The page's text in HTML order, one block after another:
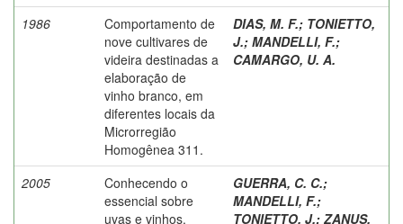
1986
Comportamento de
nove cultivares de
videira destinadas a
elaboração de
vinho branco, em
diferentes locais da
Microrregião
Homogênea 311.
DIAS, M. F.; TONIETTO,
J.; MANDELLI, F.;
CAMARGO, U. A.
2005
Conhecendo o
essencial sobre
uvas e vinhos.
GUERRA, C. C.;
MANDELLI, F.;
TONIETTO, J.; ZANUS,